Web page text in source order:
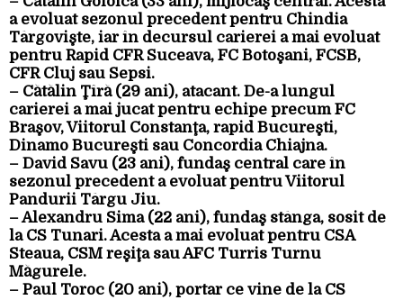
a evoluat sezonul precedent pentru Chindia
Târgovişte, iar în decursul carierei a mai evoluat
pentru Rapid CFR Suceava, FC Botoşani, FCSB,
CFR Cluj sau Sepsi.
– Cătălin Ţîră (29 ani), atacant. De-a lungul
carierei a mai jucat pentru echipe precum FC
Braşov, Viitorul Constanţa, rapid Bucureşti,
Dinamo Bucureşti sau Concordia Chiajna.
– David Savu (23 ani), fundaş central care în
sezonul precedent a evoluat pentru Viitorul
Pandurii Târgu Jiu.
– Alexandru Sima (22 ani), fundaş stânga, sosit de
la CS Tunari. Acesta a mai evoluat pentru CSA
Steaua, CSM reşiţa sau AFC Turris Turnu
Măgurele.
– Paul Toroc (20 ani), portar ce vine de la CS